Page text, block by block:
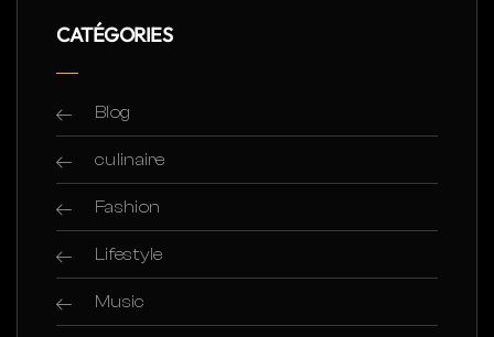
CATÉGORIES
Blog
culinaire
Fashion
Lifestyle
Music